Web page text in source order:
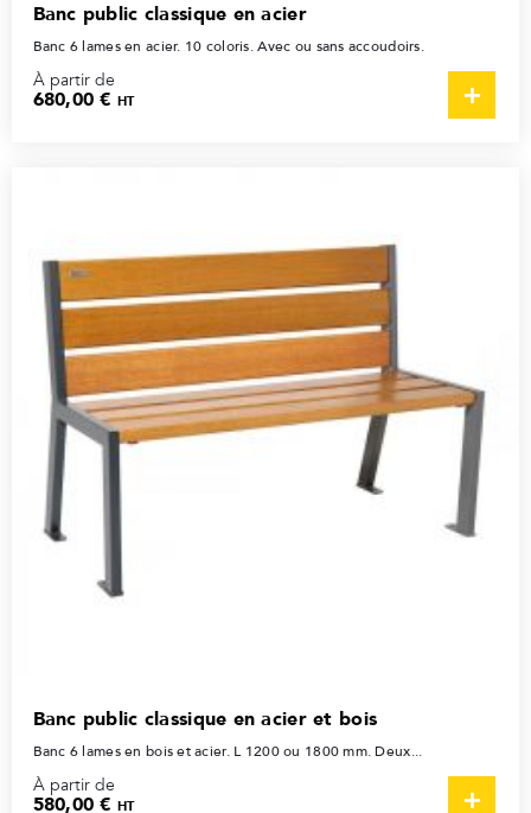
Banc public classique en acier
Banc 6 lames en acier. 10 coloris. Avec ou sans accoudoirs.
À partir de
680,00 €HT
Banc public classique en acier et bois
Banc 6 lames en bois et acier. L 1200 ou 1800 mm. Deux...
À partir de
580,00 €HT